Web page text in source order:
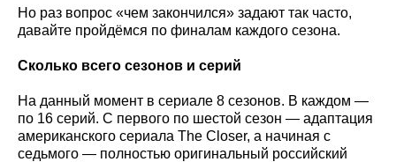
Но раз вопрос «чем закончился» задают так часто,
давайте пройдёмся по финалам каждого сезона.
Сколько всего сезонов и серий
На данный момент в сериале 8 сезонов. В каждом —
по 16 серий. С первого по шестой сезон — адаптация
американского сериала The Closer, а начиная с
седьмого — полностью оригинальный российский